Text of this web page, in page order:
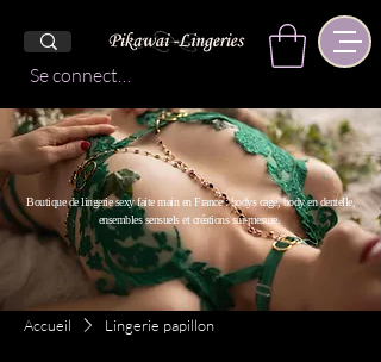
Se connecter
Boutique de lingerie sexy faite main en France : bodys cage, body en dentelle,
ensembles sensuels et créations sur-mesure.
Accueil Lingerie papillon